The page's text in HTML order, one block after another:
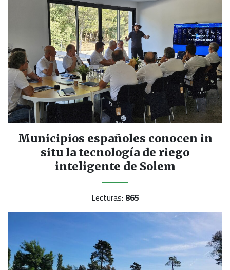
Municipios españoles conocen in
situ la tecnología de riego
inteligente de Solem
Lecturas: 865